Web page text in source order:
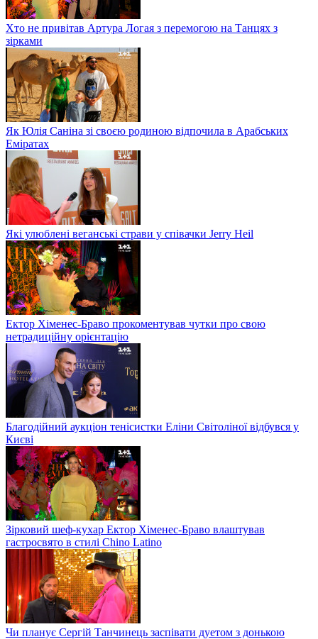
Хто не привітав Артура Логая з перемогою на Танцях з
зірками
Як Юлія Саніна зі своєю родиною відпочила в Арабських
Еміратах
Які улюблені веганські страви у співачки Jerry Heil
Ектор Хіменес-Браво прокоментував чутки про свою
нетрадиційну орієнтацію
Благодійний аукціон тенісистки Еліни Світоліної відбувся у
Києві
Зірковий шеф-кухар Ектор Хіменес-Браво влаштував
гастросвято в стилі Chino Latino
Чи планує Сергій Танчинець заспівати дуетом з донькою